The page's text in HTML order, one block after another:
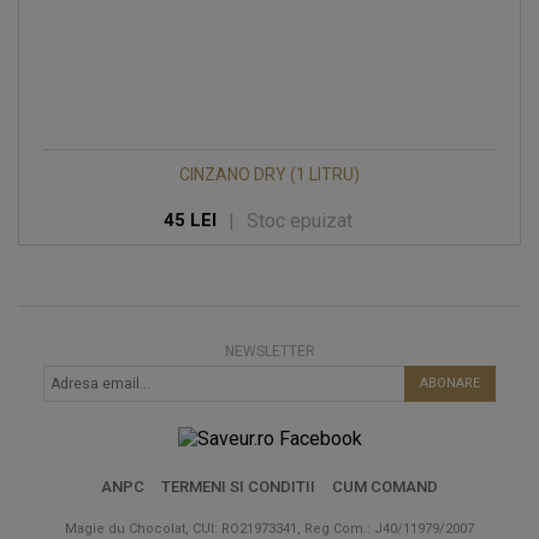
CINZANO DRY (1 LITRU)
45 LEI | Stoc epuizat
NEWSLETTER
ABONARE
ANPC TERMENI SI CONDITII CUM COMAND
Magie du Chocolat, CUI: RO21973341, Reg Com.: J40/11979/2007